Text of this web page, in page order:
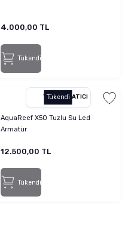
4.000,00 TL
Tükendi
Tükendi
YETKILI SATICI
AquaReef X50 Tuzlu Su Led
Armatür
12.500,00 TL
Tükendi